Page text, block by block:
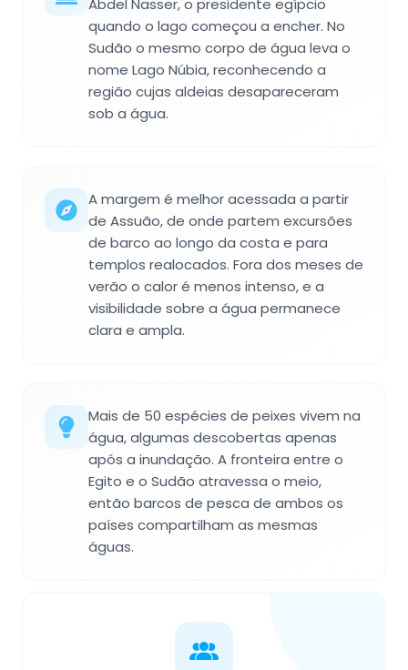
Abdel Nasser, o presidente egípcio
quando o lago começou a encher. No
Sudão o mesmo corpo de água leva o
nome Lago Núbia, reconhecendo a
região cujas aldeias desapareceram
sob a água.
A margem é melhor acessada a partir
de Assuão, de onde partem excursões
de barco ao longo da costa e para
templos realocados. Fora dos meses de
verão o calor é menos intenso, e a
visibilidade sobre a água permanece
clara e ampla.
Mais de 50 espécies de peixes vivem na
água, algumas descobertas apenas
após a inundação. A fronteira entre o
Egito e o Sudão atravessa o meio,
então barcos de pesca de ambos os
países compartilham as mesmas
águas.